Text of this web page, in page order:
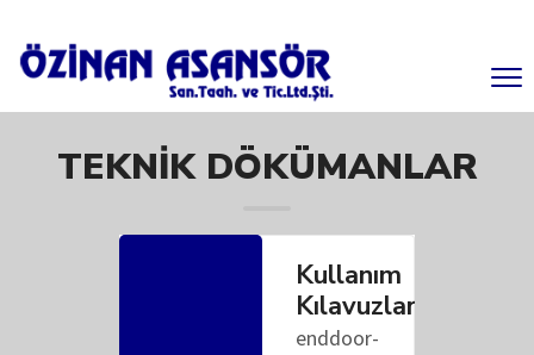
TEKNIK DÖKÜMANLAR
Kullanım
Kılavuzları
enddoor-